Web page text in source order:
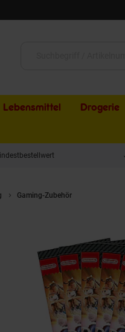
Lebensmittel Drogerie
Gaming-Zubehör